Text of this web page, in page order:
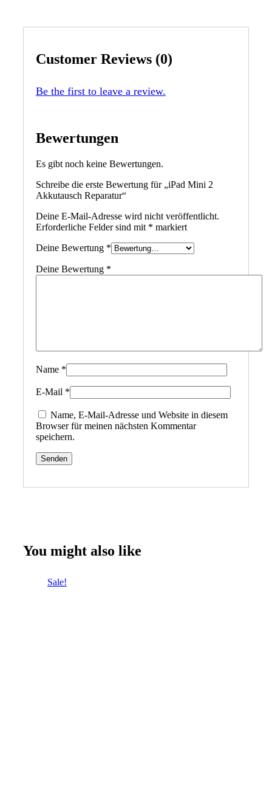
Customer Reviews (0)
Be the first to leave a review.
Bewertungen
Es gibt noch keine Bewertungen.
Schreibe die erste Bewertung für „iPad Mini 2
Akkutausch Reparatur“
Deine E-Mail-Adresse wird nicht veröffentlicht.
Erforderliche Felder sind mit * markiert
Deine Bewertung *
Deine Bewertung *
Name *
E-Mail *
Name, E-Mail-Adresse und Website in diesem
Browser für meinen nächsten Kommentar
speichern.
You might also like
Sale!